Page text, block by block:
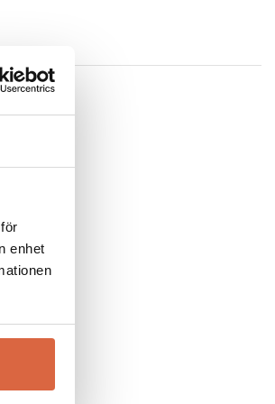
enhet
möjliga kvalité utan även för att inte
verksamhet. Detta innebär att